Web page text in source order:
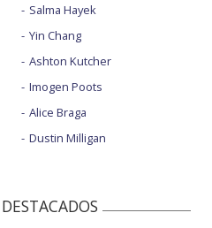
Salma Hayek
Yin Chang
Ashton Kutcher
Imogen Poots
Alice Braga
Dustin Milligan